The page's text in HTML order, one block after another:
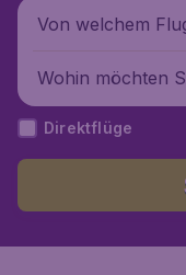
Von welchem
Wohin möchten
Direktflüge